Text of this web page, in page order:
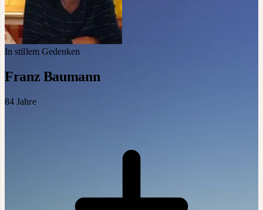
In stillem Gedenken
Franz Baumann
84 Jahre